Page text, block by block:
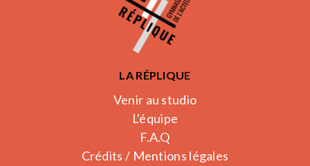
LA RÉPLIQUE
Venir au studio
L'équipe
F.A.Q
Crédits / Mentions légales